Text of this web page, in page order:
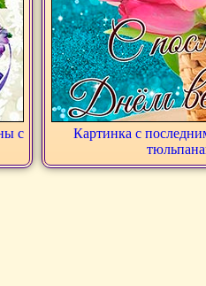
с
Картинка с